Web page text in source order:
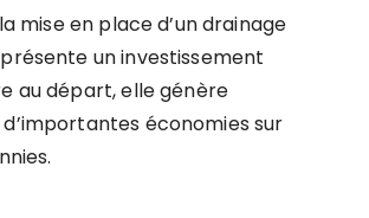
mise en place d’un drainage
un investissement
au départ, elle génère
économies sur